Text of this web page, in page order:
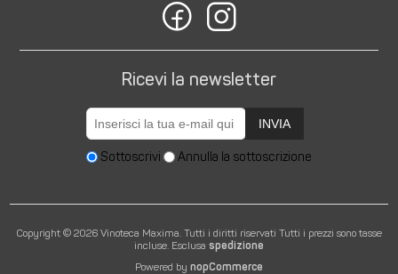
Ricevi la newsletter
INVIA
Sottoscrivi Annulla la sottoscrizione
Copyright © 2026 Vinoteca Maxima. Tutti i diritti riservati Tutti i prezzi sono tasse
incluse. Esclusa spedizione
Powered by nopCommerce